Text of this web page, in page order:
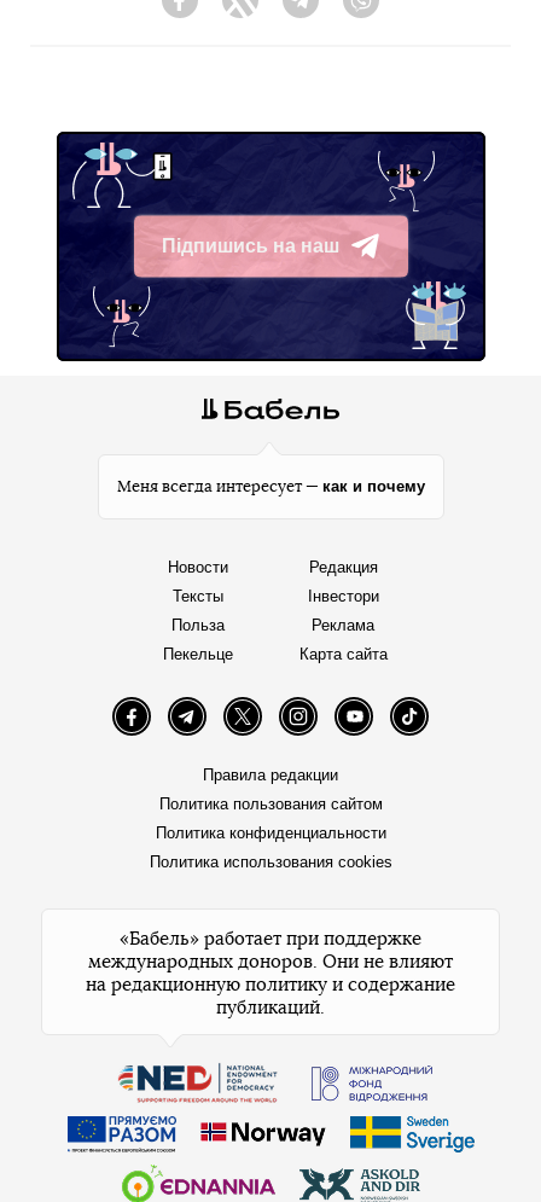
FacebookTwitter Telegram
Підпишись на наш
Telegram
Меня всегда интересует — как и почему
Новости
Тексты
Польза
Пекельце
Редакция
Інвестори
Реклама
Карта сайта
FacebookTelegramTwitter InstagramYouTube TikTok
Правила редакции
Политика пользования сайтом
Политика конфиденциальности
Политика использования cookies
«Бабель» работает при поддержке
международных доноров. Они не влияют
на редакционную политику и содержание
публикаций.